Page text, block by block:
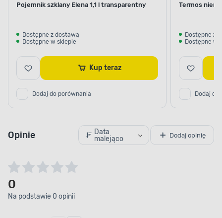
Pojemnik szklany Elena 1,1 l transparentny
Dostępne z dostawą
Dostępne w sklepie
Kup teraz
Dodaj do porównania
Termos
Dostępne z
Dostępne w
Dodaj do
Opinie
Data
malejąco
Dodaj opinię
0
Na podstawie 0 opinii